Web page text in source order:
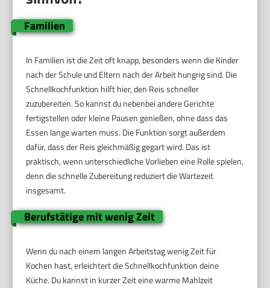
Familien
In Familien ist die Zeit oft knapp, besonders wenn die Kinder
nach der Schule und Eltern nach der Arbeit hungrig sind. Die
Schnellkochfunktion hilft hier, den Reis schneller
zuzubereiten. So kannst du nebenbei andere Gerichte
fertigstellen oder kleine Pausen genießen, ohne dass das
Essen lange warten muss. Die Funktion sorgt außerdem
dafür, dass der Reis gleichmäßig gegart wird. Das ist
praktisch, wenn unterschiedliche Vorlieben eine Rolle spielen,
denn die schnelle Zubereitung reduziert die Wartezeit
insgesamt.
Berufstätige mit wenig Zeit
Wenn du nach einem langen Arbeitstag wenig Zeit für
Kochen hast, erleichtert die Schnellkochfunktion deine
Küche. Du kannst in kurzer Zeit eine warme Mahlzeit